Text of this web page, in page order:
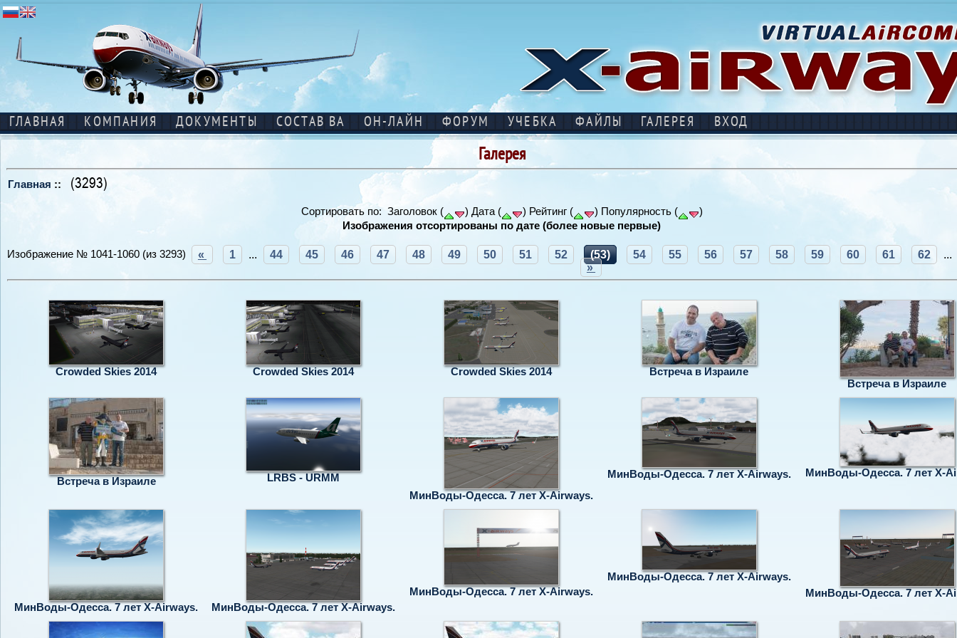
ГЛАВНАЯ КОМПАНИЯ ДОКУМЕНТЫ СОСТАВ ВА ОН-ЛАЙН ФОРУМ УЧЕБКА ФАЙЛЫ ГАЛЕРЕЯ ВХОД
Галерея
Главная :: (3293)
Сортировать по: Заголовок ( ) Дата ( ) Рейтинг ( ) Популярность (
)
Изображения отсортированы по дате (более новые первые)
Изображение № 1041-1060 (из 3293) « 1 ... 44 45 46 47 48 49 50 51 52 (53) 54 55 56 57 58 59 60 61 62
...
»
Crowded Skies 2014 Crowded Skies 2014 Crowded Skies 2014
Встреча в Израиле
Встреча в Израиле
Встреча в Израиле
LRBS - URMM
МинВоды-Одесса. 7 лет X-Airways.
МинВоды-Одесса. 7 лет X-Airways. МинВоды-Одесса. 7 лет X-
МинВоды-Одесса. 7 лет X-Airways. МинВоды-Одесса. 7 лет X-Airways.
МинВоды-Одесса. 7 лет X-Airways.
МинВоды-Одесса. 7 лет X-Airways.
МинВоды-Одесса. 7 лет X-